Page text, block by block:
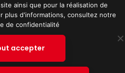
Tous droits réservés.
ainsi que pour la réalisation de
plus d'informations, consultez notre
de confidentialité
accepter